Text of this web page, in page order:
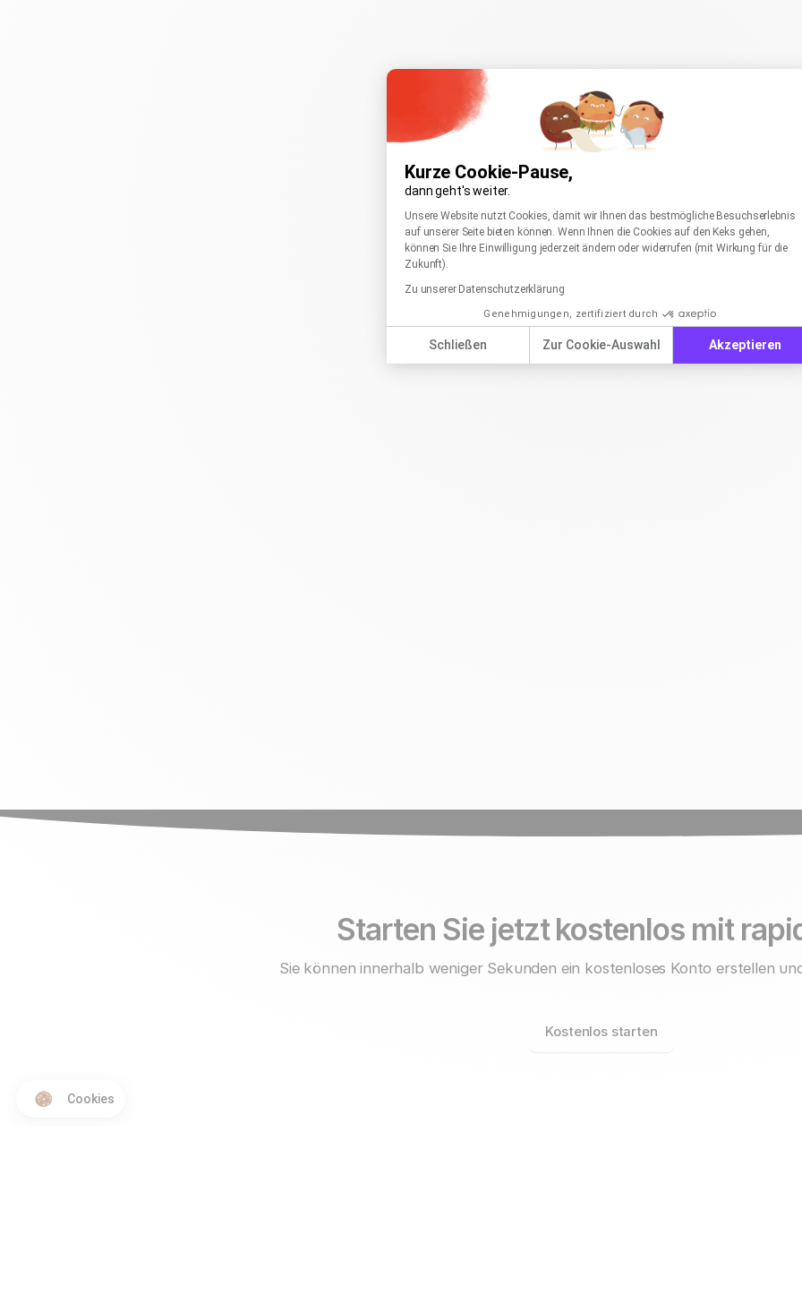
Kurze Cookie-Pause,
dann geht's weiter.
Einwilligungsmanagementplattform: Passen Sie
Unsere Website nutzt Cookies, damit wir Ihnen das bestmögliche Besuchserlebnis
auf unserer Seite bieten können. Wenn Ihnen die Cookies auf den Keks gehen,
können Sie Ihre Einwilligung jederzeit ändern oder widerrufen (mit Wirkung für die
Zukunft).
Zu unserer Datenschutzerklärung
Genehmigungen, zertifiziert durch
Schließen Zur Cookie-Auswahl Akzeptieren
Axeptio consent
Cookies
Starten Sie jetzt kostenlos mit
Sie können innerhalb weniger Sekunden ein kostenloses Konto erstellen
Kostenlos starten